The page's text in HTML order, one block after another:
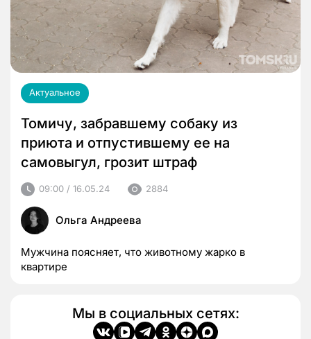
Актуальное
Томичу, забравшему собаку из
приюта и отпустившему ее на
самовыгул, грозит штраф
09:00 / 16.05.24 2884
Ольга Андреева
Мужчина поясняет, что животному жарко в
квартире
Мы в социальных сетях: